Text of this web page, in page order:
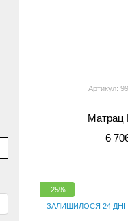
Артикул:
Матрац
6
−25%
ЗАЛИШИЛОСЯ 24 ДНІ